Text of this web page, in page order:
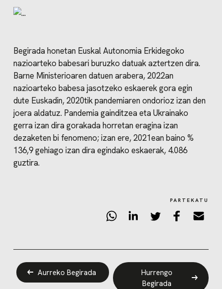
Begirada honetan Euskal Autonomia Erkidegoko
nazioarteko babesari buruzko datuak aztertzen dira.
Barne Ministerioaren datuen arabera, 2022an
nazioarteko babesa jasotzeko eskaerek gora egin
dute Euskadin, 2020tik pandemiaren ondorioz izan den
joera aldatuz. Pandemia gainditzea eta Ukrainako
gerra izan dira gorakada horretan eragina izan
dezaketen bi fenomeno; izan ere, 2021ean baino %
136,9 gehiago izan dira egindako eskaerak, 4.086
guztira.
PARTEKATU
Aurreko Begirada
Hurrengo
Begirada